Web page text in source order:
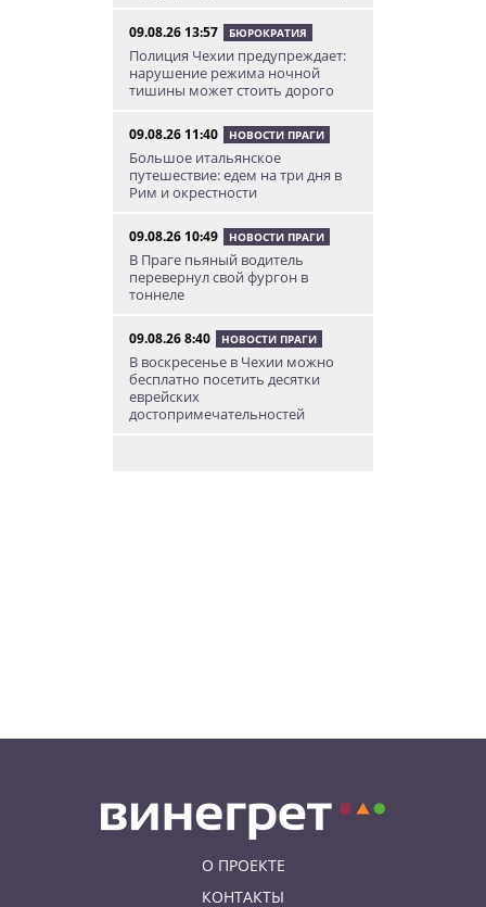
09.08.26 13:57 БЮРОКРАТИЯ
Полиция Чехии предупреждает:
нарушение режима ночной
тишины может стоить дорого
09.08.26 11:40 НОВОСТИ ПРАГИ
Большое итальянское
путешествие: едем на три дня в
Рим и окрестности
09.08.26 10:49 НОВОСТИ ПРАГИ
В Праге пьяный водитель
перевернул свой фургон в
тоннеле
09.08.26 8:40 НОВОСТИ ПРАГИ
В воскресенье в Чехии можно
бесплатно посетить десятки
еврейских
достопримечательностей
О ПРОЕКТЕ
КОНТАКТЫ